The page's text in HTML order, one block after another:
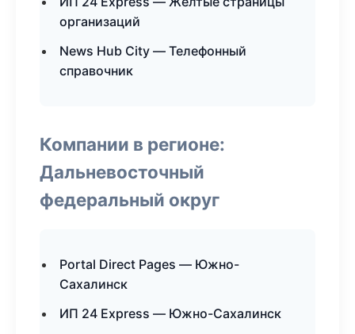
организаций
News Hub City — Телефонный
справочник
Компании в регионе:
Дальневосточный
федеральный округ
Portal Direct Pages — Южно-
Сахалинск
ИП 24 Express — Южно-Сахалинск